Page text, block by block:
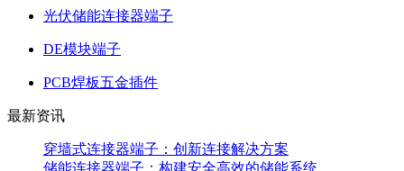
光伏储能连接器端子
DE模块端子
PCB焊板五金插件
最新资讯
穿墙式连接器端子：创新连接解决方案
储能连接器端子：构建安全高效的储能系统